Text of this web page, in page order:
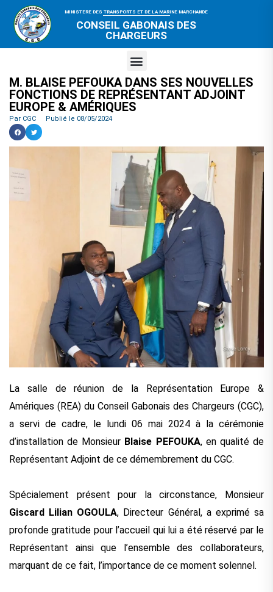
MINISTERE DES TRANSPORTS ET DE LA MARINE MARCHANDE
CONSEIL GABONAIS DES
CHARGEURS
M. BLAISE PEFOUKA DANS SES NOUVELLES
FONCTIONS DE REPRÉSENTANT ADJOINT
EUROPE & AMÉRIQUES
Par CGC Publié le 08/05/2024
La salle de réunion de la Représentation Europe &
Amériques (REA) du Conseil Gabonais des Chargeurs (CGC),
a servi de cadre, le lundi 06 mai 2024 à la cérémonie
d’installation de Monsieur Blaise PEFOUKA, en qualité de
Représentant Adjoint de ce démembrement du CGC.
Spécialement présent pour la circonstance, Monsieur
Giscard Lilian OGOULA, Directeur Général, a exprimé sa
profonde gratitude pour l’accueil qui lui a été réservé par le
Représentant ainsi que l’ensemble des collaborateurs,
marquant de ce fait, l’importance de ce moment solennel.